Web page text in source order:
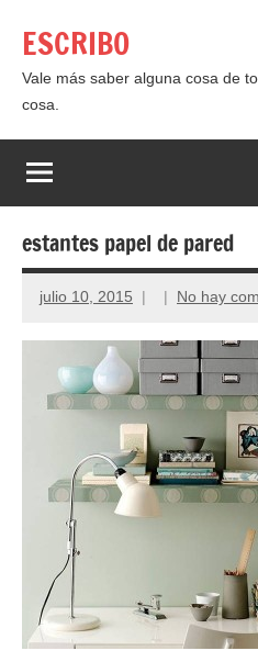
contenido
ESCRIBO
Vale más saber alguna cosa de
cosa.
estantes papel de pared
julio 10, 2015 No hay